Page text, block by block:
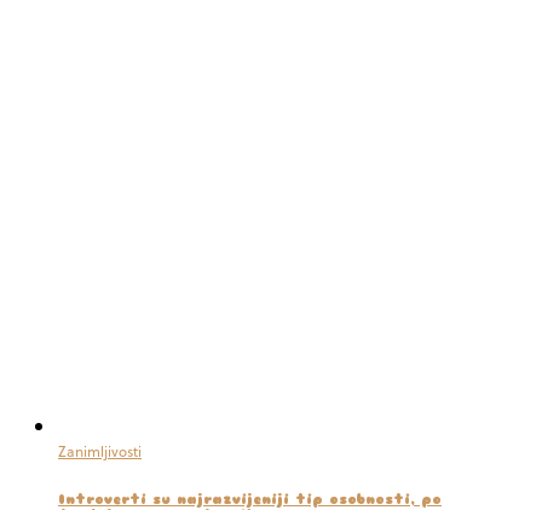
Zanimljivosti
Introverti su najrazvijeniji tip osobnosti, po